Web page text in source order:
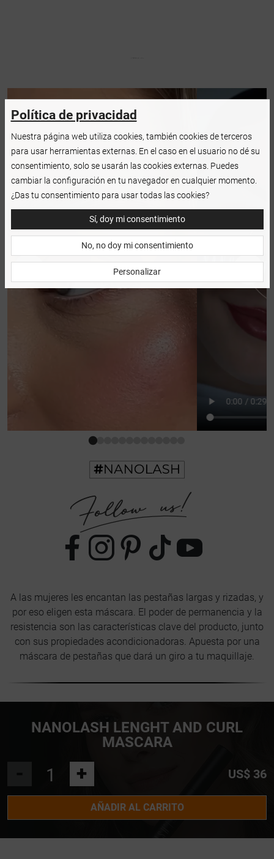
A las mujeres les encantan las pestañas largas y rizadas, y
por eso eligen esta máscara. El poder de permanencia y la
resistencia son las características clave del producto, junto
con sus propiedades acondicionadoras. Apuesta por una
máscara de pestañas que dará un giro a tu maquillaje.
NANOLASH LENGHT AND CURL
MASCARA
+ US$ 36
AÑADIR AL CARRITO
Política de privacidad
Nuestra página web utiliza cookies, también cookies de terceros
para usar herramientas externas. En el caso en el usuario no dé su
consentimiento, solo se usarán las cookies externas. Puedes
cambiar la configuración en tu navegador en cualquier momento.
¿Das tu consentimiento para usar todas las cookies?
Sí, doy mi consentimiento
No, no doy mi consentimiento
Personalizar